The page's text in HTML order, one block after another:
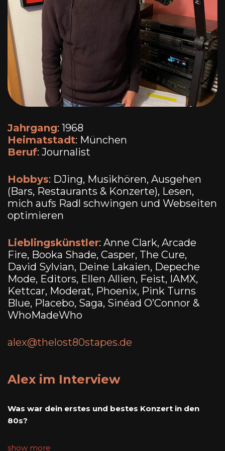
Jahrgang: 1968
Heimatstadt: München
Beruf: Journalist
Hobbys: DJing, Musikhören, Ausgehen
(Bars, Restaurants & Konzerte), Lesen,
mich aufs Radl schwingen und Webseiten
optimieren
Lieblingskünstler: Anne Clark, Arcade
Fire, Booka Shade, Casper, The Cure,
David Sylvian, Deine Lakaien, Depeche
Mode, Editors, Ellen Allien, Feist, IAMX,
Kettcar, Moderat, Phoenix, Pink Turns
Blue, Placebo, Saga, Sinéad O’Connor &
WhoMadeWho
alex@thelost80stapes.de
Alex im Interview
Was war dein erstes und bestes Konzert in den
80s?
show more